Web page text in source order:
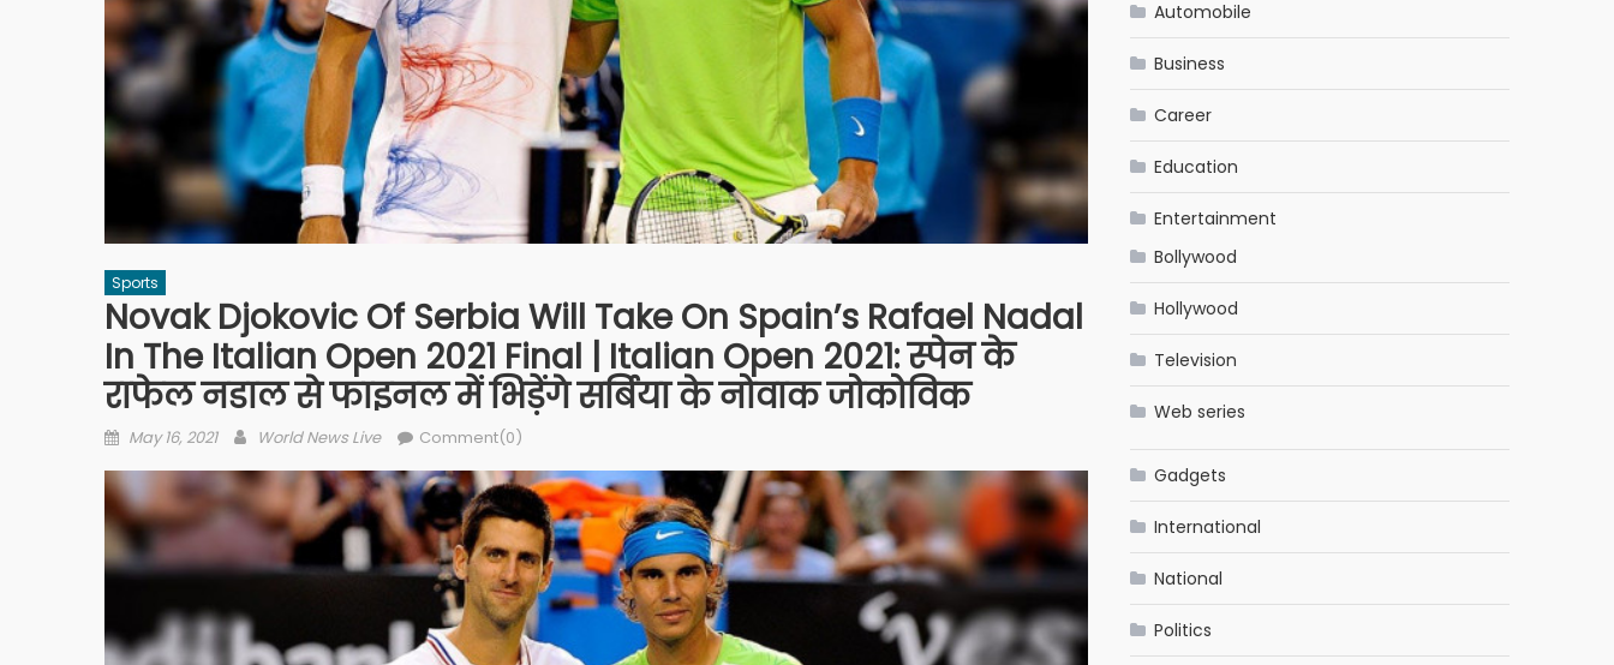
Sports
Novak Djokovic Of Serbia Will Take On Spain’s Rafael Nadal
In The Italian Open 2021 Final | Italian Open 2021: स्पेन के
राफेल नडाल से फाइनल में भिड़ेंगे सर्बिया के नोवाक जोकोविक
Posted on
May 16, 2021 Author
World News Live Comment(0)
Automobile
Business
Career
Education
Entertainment
Bollywood
Hollywood
Television
Web series
Gadgets
International
National
Politics